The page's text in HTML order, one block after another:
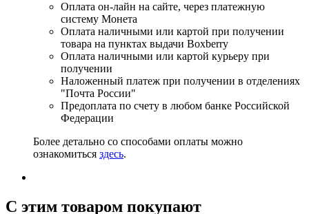
Оплата он-лайн на сайте, через платежную
систему Монета
Оплата наличными или картой при получении
товара на пунктах выдачи Boxberry
Оплата наличными или картой курьеру при
получении
Наложенный платеж при получении в отделениях
"Почта России"
Предоплата по счету в любом банке Российской
Федерации
Более детально со способами оплаты можно
ознакомиться здесь.
C этим товаром покупают